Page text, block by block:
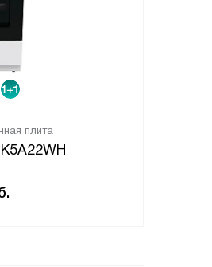
плита